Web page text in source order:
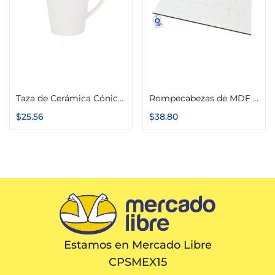
Taza de Cerámica Cónica 12 oz
$25.56
Rompecabezas de MDF 5mm A4 21cm x 29cm 12 piezas de Ensamble
$38.80
Estamos en Mercado Libre
CPSMEX15